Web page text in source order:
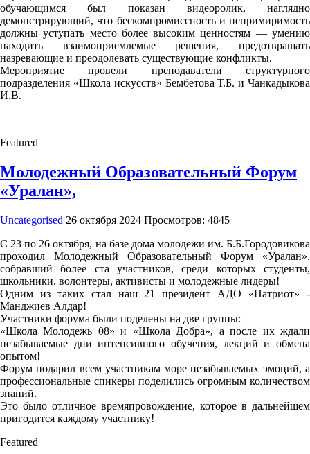
обучающимся был показан видеоролик, наглядно
демонстрирующий, что бескомпромиссность и непримиримость
должны уступать место более высоким ценностям — умению
находить взаимоприемлемые решения, предотвращать
назревающие и преодолевать существующие конфликты.
Мероприятие провели преподаватели структурного
подразделения «Школа искусств» Бембетова Т.Б. и Чанкадыкова
И.В.
Featured
Молодежный Образовательный Форум
«Уралан»,
Uncategorised 26 октября 2024 Просмотров: 4845
С 23 по 26 октября, на базе дома молодежи им. Б.Б.Городовикова
проходил Молодежный Образовательный Форум «Уралан»,
собравший более ста участников, среди которых студенты,
школьники, волонтеры, активисты и молодежные лидеры!
Одним из таких стал наш 21 президент АДО «Патриот» -
Манджиев Алдар!
Участники форума были поделены на две группы:
«Школа Молодежь 08» и «Школа Добра», а после их ждали
незабываемые дни интенсивного обучения, лекций и обмена
опытом!
Форум подарил всем участникам море незабываемых эмоций, а
профессиональные спикеры поделились огромным количеством
знаний.
Это было отличное времяпровождение, которое в дальнейшем
пригодится каждому участнику!
Featured